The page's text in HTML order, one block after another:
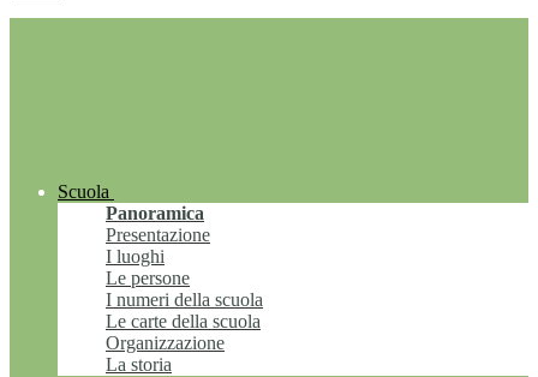
Scuola
Panoramica
Presentazione
I luoghi
Le persone
I numeri della scuola
Le carte della scuola
Organizzazione
La storia